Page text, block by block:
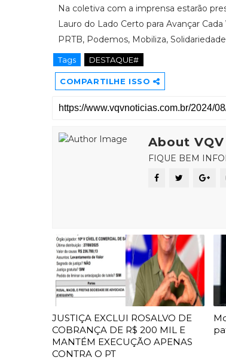
Na coletiva com a imprensa estarão
Lauro do Lado Certo para Avançar
PRTB, Podemos, ⁠Mobiliza,
Tags DESTAQUE#
COMPARTILHE ISSO
About VQV
FIQUE BEM
JUSTIÇA EXCLUI ROSALVO DE
COBRANÇA DE R$ 200 MIL E
MANTÉM EXECUÇÃO APENAS
CONTRA O PT